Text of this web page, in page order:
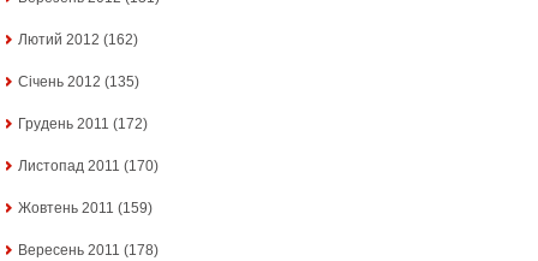
Лютий 2012 (162)
Січень 2012 (135)
Грудень 2011 (172)
Листопад 2011 (170)
Жовтень 2011 (159)
Вересень 2011 (178)